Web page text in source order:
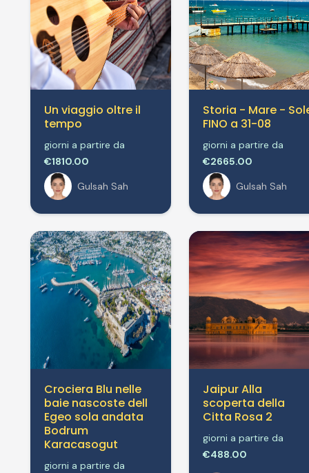
Un viaggio oltre il
tempo
giorni a partire da
€1810.00
Gulsah Sah
Storia - Mare -
FINO a 31-08
giorni a partire da
€2665.00
Gulsah Sah
Crociera Blu nelle
baie nascoste dell
Egeo sola andata
Bodrum
Karacasogut
giorni a partire da
Jaipur Alla
scoperta della
Citta Rosa 2
giorni a partire da
€488.00